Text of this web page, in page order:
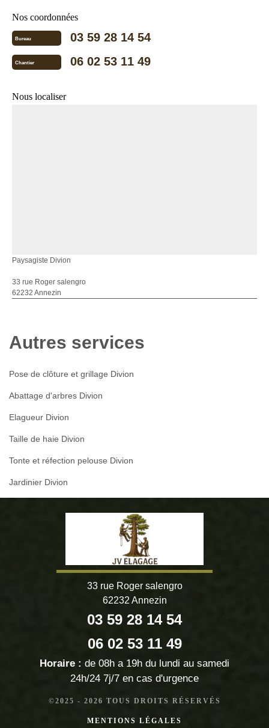
Nos coordonnées
Bureau 03 59 28 14 54
Chantier 06 02 53 11 49
Nous localiser
Paysagiste Divion
33 rue Roger salengro
62232 Annezin
Autres services
Pose de clôture et grillage Divion
Abattage d'arbres Divion
Elagueur Divion
Taille de haie Divion
Tonte et réfection pelouse Divion
Jardinier Divion
33 rue Roger salengro
62232 Annezin
03 59 28 14 54
06 02 53 11 49
Horaire : de 08h a 19h du lundi au samedi
24h/24 7j/7 en cas d'urgence
©2025 - 2026 TOUS DROITS RÉSERVÉS
MENTIONS LÉGALES